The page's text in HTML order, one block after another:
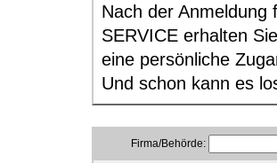
Nach der Anmeldung
SERVICE erhalten
eine persönliche
Und schon kann es
Firma/Behörde: